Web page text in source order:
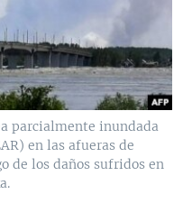
parcialmente inundada
en las afueras de
de los daños sufridos en